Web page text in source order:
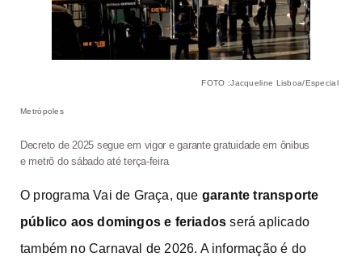
FOTO :Jacqueline Lisboa/Especial
Metrópoles
Decreto de 2025 segue em vigor e garante gratuidade em ônibus
e metrô do sábado até terça-feira
O programa Vai de Graça, que garante transporte
público aos domingos e feriados será aplicado
também no Carnaval de 2026. A informação é do